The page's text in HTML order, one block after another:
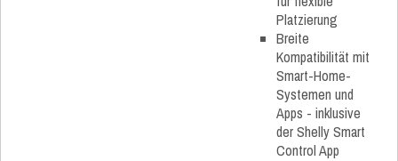
Platzierung
Breite
Kompatibilität mit
Smart-Home-
Systemen und
Apps - inklusive
der Shelly Smart
Control App